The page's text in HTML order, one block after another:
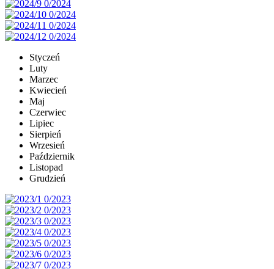
Styczeń
Luty
Marzec
Kwiecień
Maj
Czerwiec
Lipiec
Sierpień
Wrzesień
Październik
Listopad
Grudzień